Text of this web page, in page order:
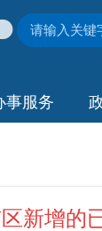
事服务
新增的